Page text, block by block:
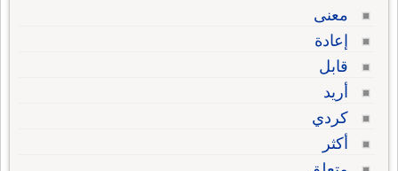
معنى
إعادة
قابل
أريد
كردي
أكثر